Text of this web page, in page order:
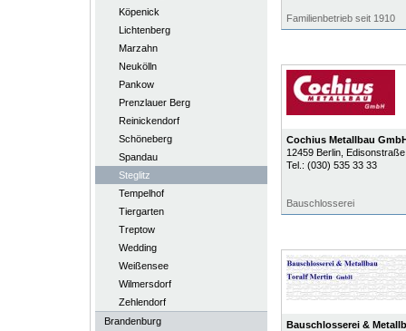
Köpenick
Lichtenberg
Marzahn
Neukölln
Pankow
Prenzlauer Berg
Reinickendorf
Schöneberg
Spandau
Steglitz
Tempelhof
Tiergarten
Treptow
Wedding
Weißensee
Wilmersdorf
Zehlendorf
Brandenburg
Familienbetrieb seit 1910
Cochius Metallbau
12459 Berlin, Edisonstraße
Tel.: (030) 535 33 33
Bauschlosserei
Bauschlosserei &